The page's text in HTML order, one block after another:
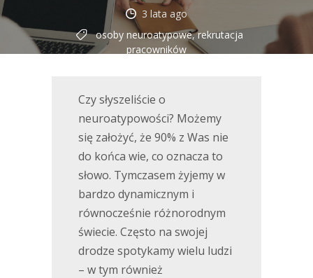
3 lata ago
osoby neuroatypowe,rekrutacja
pracowników
Czy słyszeliście o
neuroatypowości? Możemy
się założyć, że 90% z Was nie
do końca wie, co oznacza to
słowo. Tymczasem żyjemy w
bardzo dynamicznym i
równocześnie różnorodnym
świecie. Często na swojej
drodze spotykamy wielu ludzi
– w tym również